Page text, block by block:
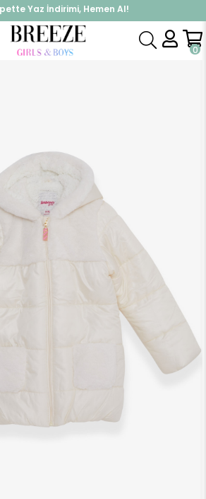
Yaz İndirimi, Hemen Al!
%10 İndirimi Kap, Hemen Üye Ol!
0
Giyim Mont